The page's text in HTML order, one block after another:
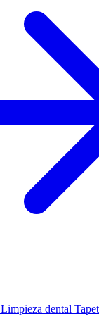
Limpieza dental